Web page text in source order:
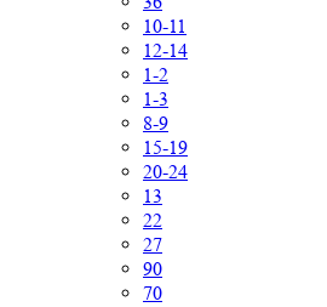
10-11
12-14
1-2
1-3
8-9
15-19
20-24
13
22
27
90
70